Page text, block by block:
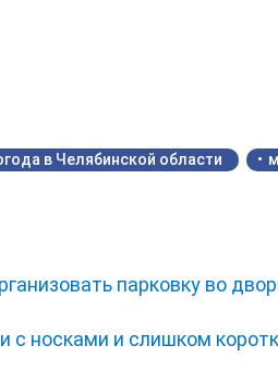
в Челябинской области
парковку во
с носками и слишком